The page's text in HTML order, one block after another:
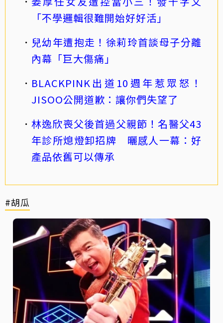
「不學邏輯很難開始好好活」
兒幼年遭抱走！徐莉玲首談母子分離
內幕「巨大傷痛」
BLACKPINK出道10週年惹眾怒！
JISOO公開道歉：讓你們失望了
林逸欣喪父後首過父親節！名醫父43
年診所熄燈卸招牌 曬感人一幕：好
產品依舊可以傳承
#胡瓜